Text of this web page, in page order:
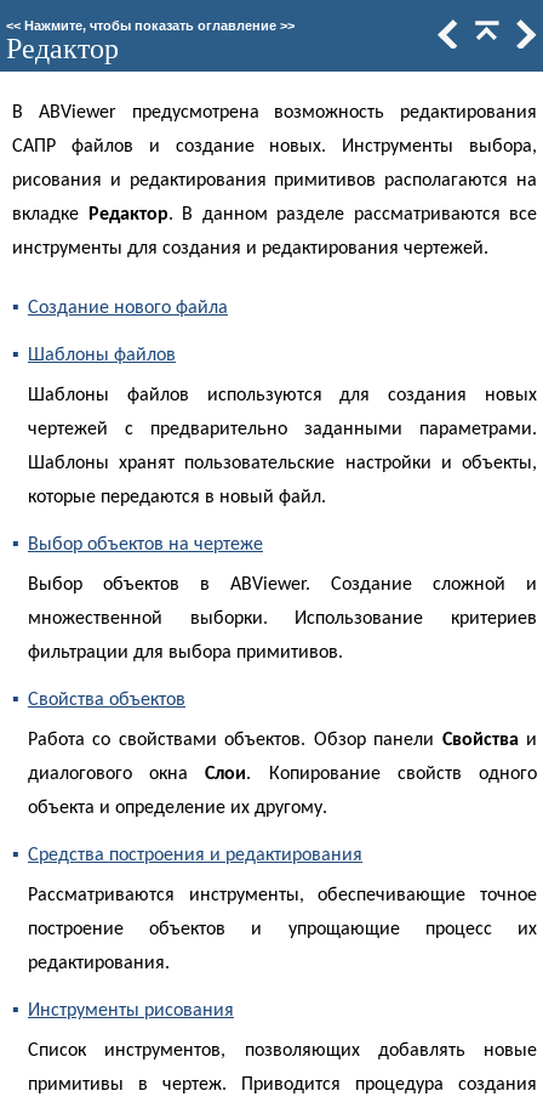
<< Нажмите, чтобы показать оглавление >>
Редактор
В ABViewer предусмотрена возможность редактирования
САПР файлов и создание новых. Инструменты выбора,
рисования и редактирования примитивов располагаются на
вкладке
Редактор. В данном разделе рассматриваются все
инструменты для создания и редактирования чертежей.
▪ Создание нового файла
▪ Шаблоны файлов
Шаблоны файлов используются для создания новых
чертежей с предварительно заданными параметрами.
Шаблоны хранят пользовательские настройки и объекты,
которые передаются в новый файл.
▪ Выбор объектов на чертеже
Выбор объектов в ABViewer. Создание сложной и
множественной выборки. Использование критериев
фильтрации для выбора примитивов.
▪ Свойства объектов
Работа со свойствами объектов. Обзор панели Свойства и
диалогового окнаСлои. Копирование свойств одного
объекта и определение их другому.
▪ Средства построения и редактирования
Рассматриваются инструменты, обеспечивающие точное
построение объектов и упрощающие процесс их
редактирования.
▪ Инструменты рисования
Список инструментов, позволяющих добавлять новые
примитивы в чертеж. Приводится процедура создания